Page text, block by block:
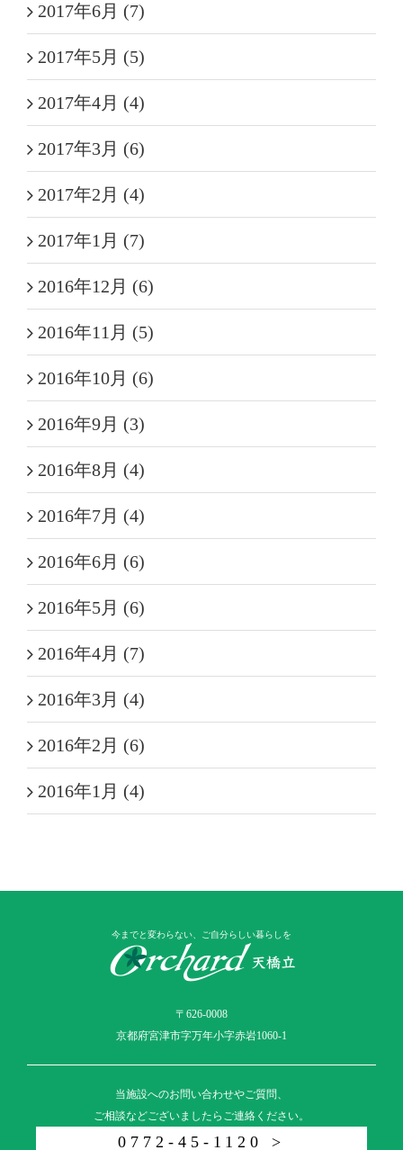
2017年6月 (7)
2017年5月 (5)
2017年4月 (4)
2017年3月 (6)
2017年2月 (4)
2017年1月 (7)
2016年12月 (6)
2016年11月 (5)
2016年10月 (6)
2016年9月 (3)
2016年8月 (4)
2016年7月 (4)
2016年6月 (6)
2016年5月 (6)
2016年4月 (7)
2016年3月 (4)
2016年2月 (6)
2016年1月 (4)
今までと変わらない、ご自分らしい暮らしを
〒626-0008
京都府宮津市字万年小字赤岩1060-1
当施設へのお問い合わせやご質問、
ご相談などございましたらご連絡ください。
0772-45-1120 >